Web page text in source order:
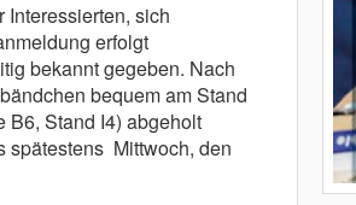
sich
erfolgt
bekannt gegeben. Nach
bequem am Stand
Stand I4) abgeholt
spätestens Mittwoch, den